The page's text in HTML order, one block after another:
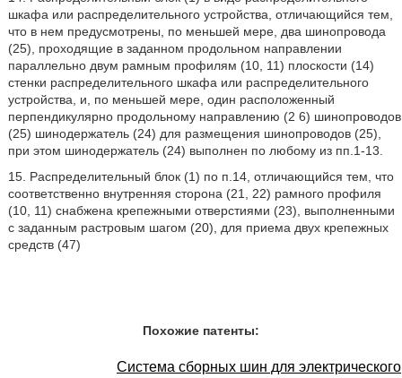
шкафа или распределительного устройства, отличающийся тем,
что в нем предусмотрены, по меньшей мере, два шинопровода
(25), проходящие в заданном продольном направлении
параллельно двум рамным профилям (10, 11) плоскости (14)
стенки распределительного шкафа или распределительного
устройства, и, по меньшей мере, один расположенный
перпендикулярно продольному направлению (2 6) шинопроводов
(25) шинодержатель (24) для размещения шинопроводов (25),
при этом шинодержатель (24) выполнен по любому из пп.1-13.
15. Распределительный блок (1) по п.14, отличающийся тем, что
соответственно внутренняя сторона (21, 22) рамного профиля
(10, 11) снабжена крепежными отверстиями (23), выполненными
с заданным растровым шагом (20), для приема двух крепежных
средств (47)
Похожие патенты:
Система сборных шин для электрического